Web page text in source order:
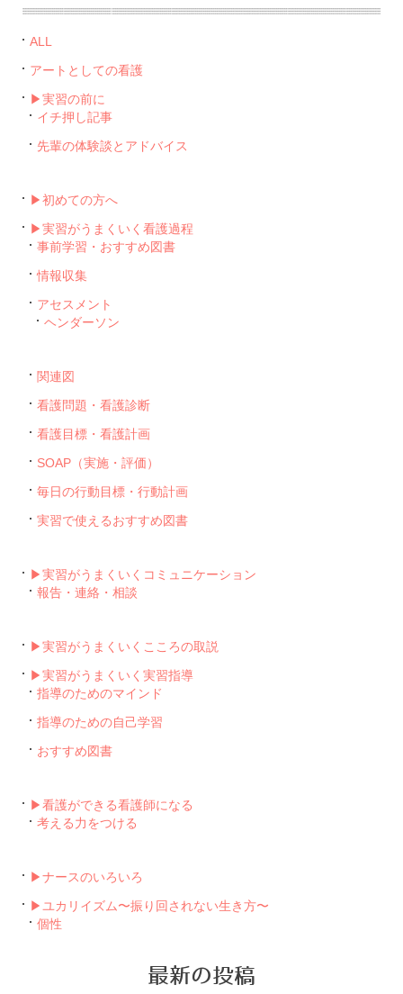
ALL
アートとしての看護
▶︎実習の前に
イチ押し記事
先輩の体験談とアドバイス
▶︎初めての方へ
▶︎実習がうまくいく看護過程
事前学習・おすすめ図書
情報収集
アセスメント
ヘンダーソン
関連図
看護問題・看護診断
看護目標・看護計画
SOAP（実施・評価）
毎日の行動目標・行動計画
実習で使えるおすすめ図書
▶︎実習がうまくいくコミュニケーション
報告・連絡・相談
▶︎実習がうまくいくこころの取説
▶︎実習がうまくいく実習指導
指導のためのマインド
指導のための自己学習
おすすめ図書
▶︎看護ができる看護師になる
考える力をつける
▶︎ナースのいろいろ
▶︎ユカリイズム〜振り回されない生き方〜
個性
最新の投稿